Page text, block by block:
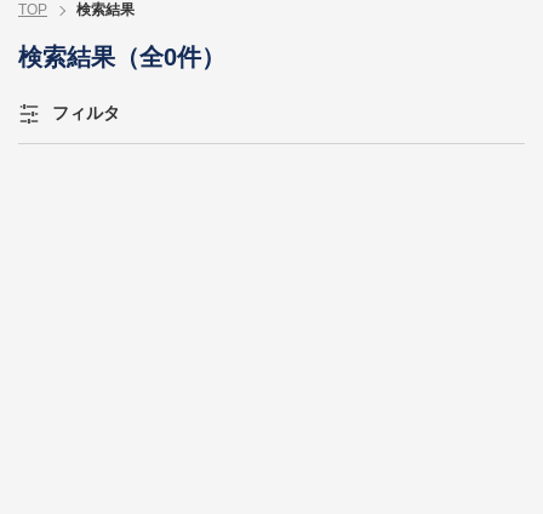
TOP 検索結果
検索結果（全0件）
フィルタ